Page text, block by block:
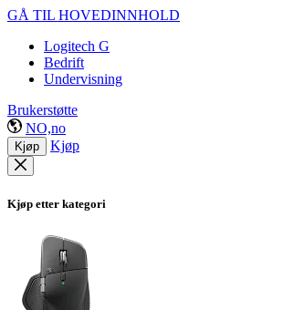
GÅ TIL HOVEDINNHOLD
Logitech G
Bedrift
Undervisning
Brukerstøtte
NO,no
Kjøp Kjøp
Kjøp etter kategori